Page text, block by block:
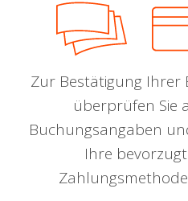
Zur Bestätigung Ihrer
überprüfen Sie
Buchungsangaben
Ihre